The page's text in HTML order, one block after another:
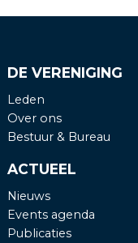
DE VERENIGING
Leden
Over ons
Bestuur & Bureau
ACTUEEL
Nieuws
Events agenda
Publicaties